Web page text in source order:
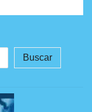
Buscar